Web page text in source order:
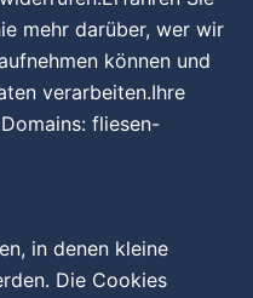
mehr darüber, wer wir
können und
verarbeiten.Ihre
fliesen-
in denen kleine
Die Cookies